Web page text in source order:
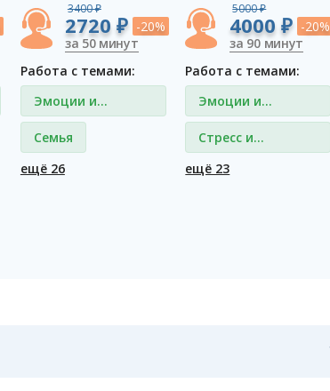
3400 ₽
2720 ₽ -20%
за 50 минут
Работа с темами:
Эмоции и
чувства
Семья
ещё 26
5000 ₽
4000 ₽ -20%
за 90 минут
Работа с темами:
Эмоции и
чувства
Стресс и
депрессия
ещё 23